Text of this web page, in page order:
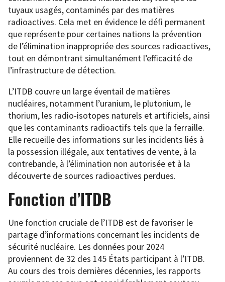
tuyaux usagés, contaminés par des matières
radioactives. Cela met en évidence le défi permanent
que représente pour certaines nations la prévention
de l’élimination inappropriée des sources radioactives,
tout en démontrant simultanément l’efficacité de
l’infrastructure de détection.
L’ITDB couvre un large éventail de matières
nucléaires, notamment l’uranium, le plutonium, le
thorium, les radio-isotopes naturels et artificiels, ainsi
que les contaminants radioactifs tels que la ferraille.
Elle recueille des informations sur les incidents liés à
la possession illégale, aux tentatives de vente, à la
contrebande, à l’élimination non autorisée et à la
découverte de sources radioactives perdues.
Fonction d’ITDB
Une fonction cruciale de l’ITDB est de favoriser le
partage d’informations concernant les incidents de
sécurité nucléaire. Les données pour 2024
proviennent de 32 des 145 États participant à l’ITDB.
Au cours des trois dernières décennies, les rapports